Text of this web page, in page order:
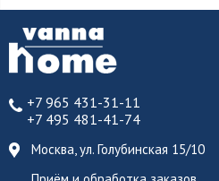
+7 965 431-31-11
+7 495 481-41-74
Москва, ул. Голубинская 15/10